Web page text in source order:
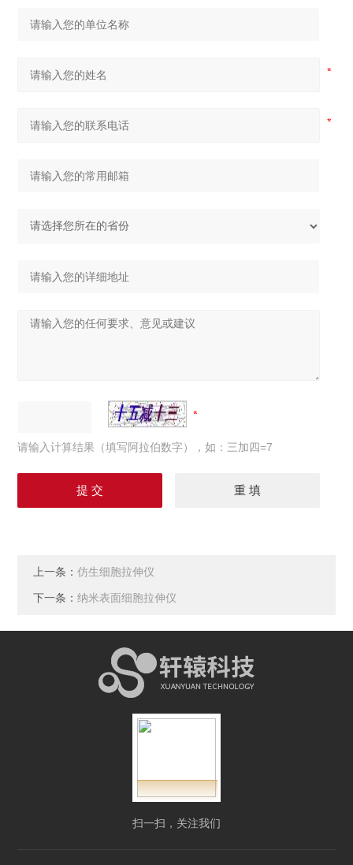
请输入计算结果（填写阿拉伯数字），如：三加四=7
上一条：仿生细胞拉伸仪
下一条：纳米表面细胞拉伸仪
扫一扫，关注我们